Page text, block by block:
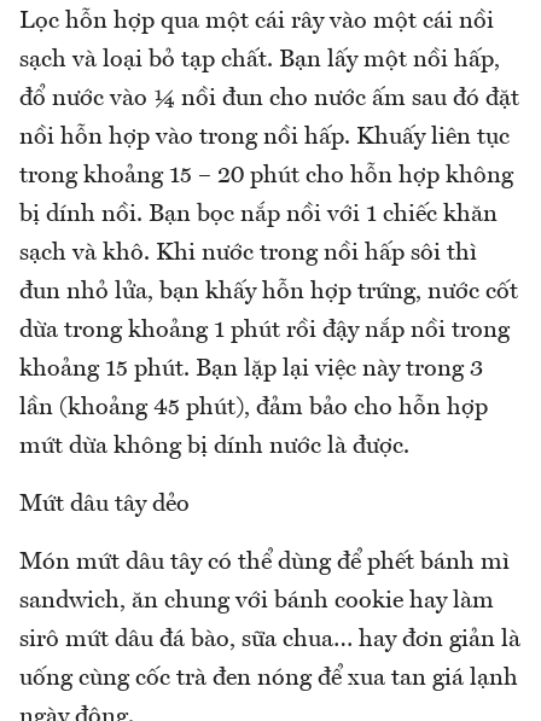
Lọc hỗn hợp qua một cái rây vào một cái nồi
sạch và loại bỏ tạp chất. Bạn lấy một nồi hấp,
đổ nước vào ¼ nồi đun cho nước ấm sau đó đặt
nồi hỗn hợp vào trong nồi hấp. Khuấy liên tục
trong khoảng 15 – 20 phút cho hỗn hợp không
bị dính nồi. Bạn bọc nắp nồi với 1 chiếc khăn
sạch và khô. Khi nước trong nồi hấp sôi thì
đun nhỏ lửa, bạn khấy hỗn hợp trứng, nước cốt
dừa trong khoảng 1 phút rồi đậy nắp nồi trong
khoảng 15 phút. Bạn lặp lại việc này trong 3
lần (khoảng 45 phút), đảm bảo cho hỗn hợp
mứt dừa không bị dính nước là được.
Mứt dâu tây dẻo
Món mứt dâu tây có thể dùng để phết bánh mì
sandwich, ăn chung với bánh cookie hay làm
sirô mứt dâu đá bào, sữa chua… hay đơn giản là
uống cùng cốc trà đen nóng để xua tan giá lạnh